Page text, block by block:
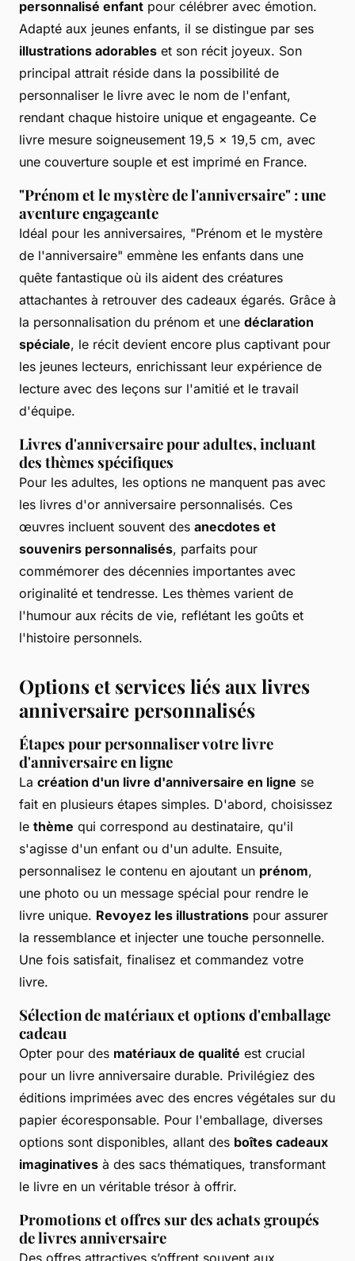
personnalisé enfant pour célébrer avec émotion.
Adapté aux jeunes enfants, il se distingue par ses
illustrations adorables et son récit joyeux. Son
principal attrait réside dans la possibilité de
personnaliser le livre avec le nom de l'enfant,
rendant chaque histoire unique et engageante. Ce
livre mesure soigneusement 19,5 x 19,5 cm, avec
une couverture souple et est imprimé en France.
"Prénom et le mystère de l'anniversaire" : une
aventure engageante
Idéal pour les anniversaires, "Prénom et le mystère
de l'anniversaire" emmène les enfants dans une
quête fantastique où ils aident des créatures
attachantes à retrouver des cadeaux égarés. Grâce à
la personnalisation du prénom et une déclaration
spéciale, le récit devient encore plus captivant pour
les jeunes lecteurs, enrichissant leur expérience de
lecture avec des leçons sur l'amitié et le travail
d'équipe.
Livres d'anniversaire pour adultes, incluant
des thèmes spécifiques
Pour les adultes, les options ne manquent pas avec
les livres d'or anniversaire personnalisés. Ces
œuvres incluent souvent des anecdotes et
souvenirs personnalisés, parfaits pour
commémorer des décennies importantes avec
originalité et tendresse. Les thèmes varient de
l'humour aux récits de vie, reflétant les goûts et
l'histoire personnels.
Options et services liés aux livres
anniversaire personnalisés
Étapes pour personnaliser votre livre
d'anniversaire en ligne
La création d'un livre d'anniversaire en ligne se
fait en plusieurs étapes simples. D'abord, choisissez
le thème qui correspond au destinataire, qu'il
s'agisse d'un enfant ou d'un adulte. Ensuite,
personnalisez le contenu en ajoutant un prénom,
une photo ou un message spécial pour rendre le
livre unique. Revoyez les illustrations pour assurer
la ressemblance et injecter une touche personnelle.
Une fois satisfait, finalisez et commandez votre
livre.
Sélection de matériaux et options d'emballage
cadeau
Opter pour des matériaux de qualité est crucial
pour un livre anniversaire durable. Privilégiez des
éditions imprimées avec des encres végétales sur du
papier écoresponsable. Pour l'emballage, diverses
options sont disponibles, allant des boîtes cadeaux
imaginatives à des sacs thématiques, transformant
le livre en un véritable trésor à offrir.
Promotions et offres sur des achats groupés
de livres anniversaire